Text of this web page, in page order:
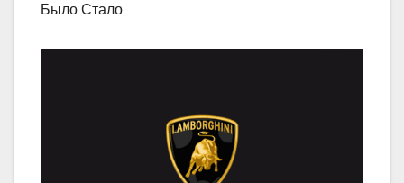
Было Стало